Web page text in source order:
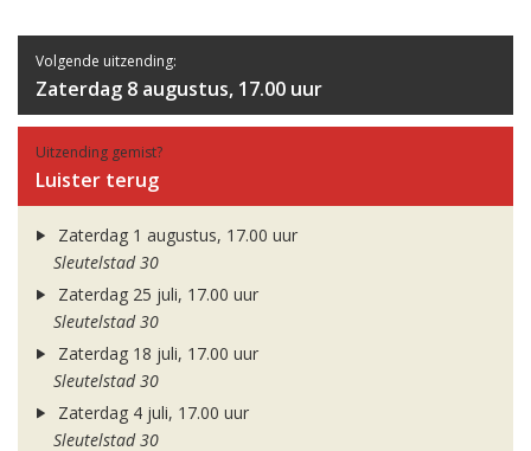
Volgende uitzending:
Zaterdag 8 augustus, 17.00 uur
Uitzending gemist?
Luister terug
Zaterdag 1 augustus, 17.00 uur
Sleutelstad 30
Zaterdag 25 juli, 17.00 uur
Sleutelstad 30
Zaterdag 18 juli, 17.00 uur
Sleutelstad 30
Zaterdag 4 juli, 17.00 uur
Sleutelstad 30